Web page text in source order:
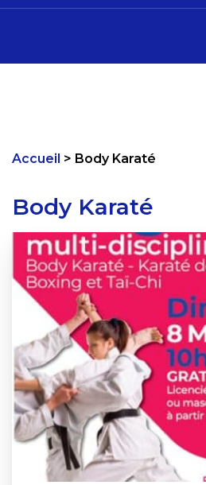
Accueil Body Karaté
Body Karaté